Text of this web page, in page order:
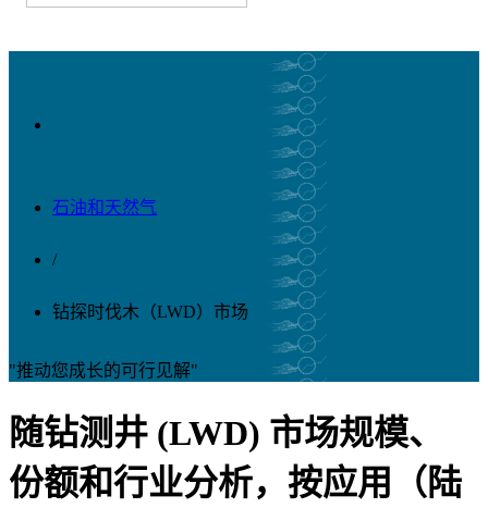
石油和天然气
/
钻探时伐木（LWD）市场
"推动您成长的可行见解"
随钻测井 (LWD) 市场规模、
份额和行业分析，按应用（陆